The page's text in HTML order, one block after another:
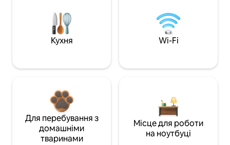
Кухня Wi-Fi
Для перебування з
домашніми
тваринами
Місце для роботи
на ноутбуці